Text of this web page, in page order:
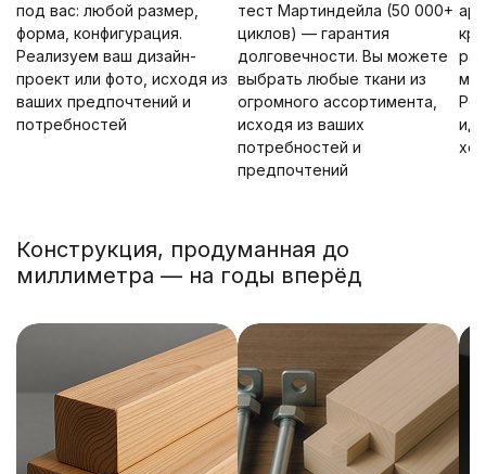
под вас: любой размер,
форма, конфигурация.
Реализуем ваш дизайн-
проект или фото, исходя из
ваших предпочтений и
потребностей
тест Мартиндейла (50 000+
циклов) — гарантия
долговечности. Вы можете
выбрать любые ткани из
огромного ассортимента,
исходя из ваших
потребностей и
предпочтений
Конструкция, продуманная до
миллиметра — на годы вперёд